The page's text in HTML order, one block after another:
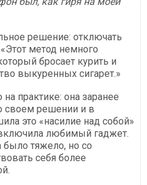
решение: отключать
метод немного
бросает курить и
выкуренных сигарет.»
практике: она заранее
своем решении и в
это «насилие над собой»
любимый гаджет.
тяжело, но со
себя более